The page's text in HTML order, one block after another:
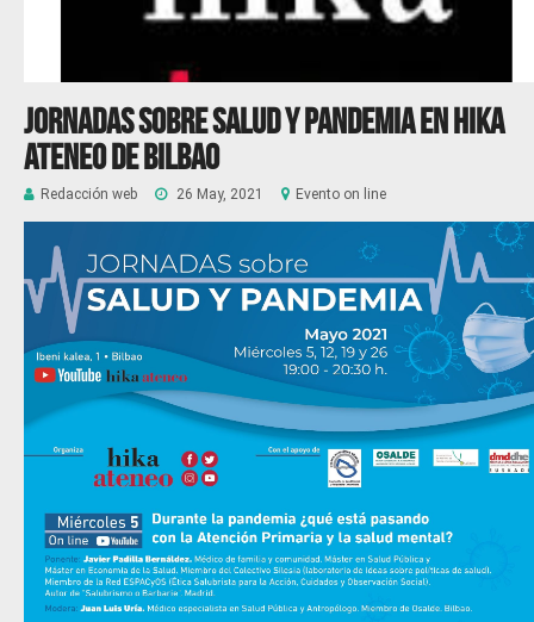
Jornadas sobre salud y pandemia en Hika
Ateneo de Bilbao
Redacción web 26 May, 2021 Evento on line